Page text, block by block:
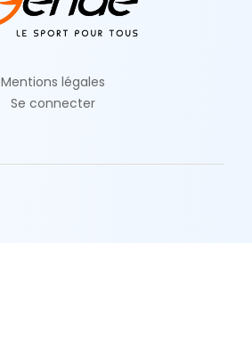
Mentions légales
Se connecter